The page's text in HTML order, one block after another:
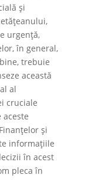
și
urgență,
în general,
trebuie
această
al
cruciale
și
informațiile
în acest
pleca în